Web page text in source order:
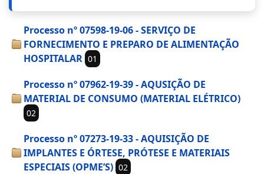
Processo nº 07598-19-06 - SERVIÇO DE
FORNECIMENTO E PREPARO DE ALIMENTAÇÃO
HOSPITALAR 01
Processo nº 07962-19-39 - AQUSIÇÃO DE
MATERIAL DE CONSUMO (MATERIAL ELÉTRICO)
02
Processo nº 07273-19-33 - AQUISIÇÃO DE
IMPLANTES E ÓRTESE, PRÓTESE E MATERIAIS
ESPECIAIS (OPME’S) 02